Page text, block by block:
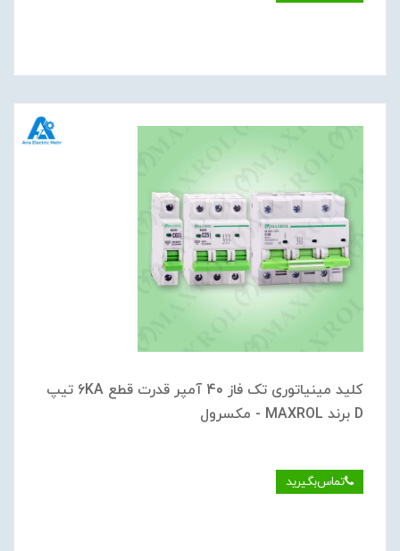
کلید مینیاتوری تک فاز 40 آمپر قدرت قطع 6KA تیپ
D برند MAXROL - مکسرول
تماس‌بگیرید